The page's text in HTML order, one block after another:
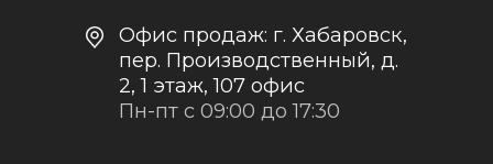
Отправить заявку